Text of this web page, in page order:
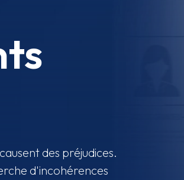
des préjudices.
d'incohérences